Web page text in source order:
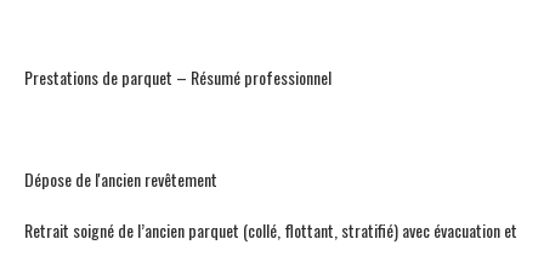
Prestations de parquet – Résumé professionnel
Dépose de l'ancien revêtement
Retrait soigné de l’ancien parquet (collé, flottant, stratifié) avec évacuation et